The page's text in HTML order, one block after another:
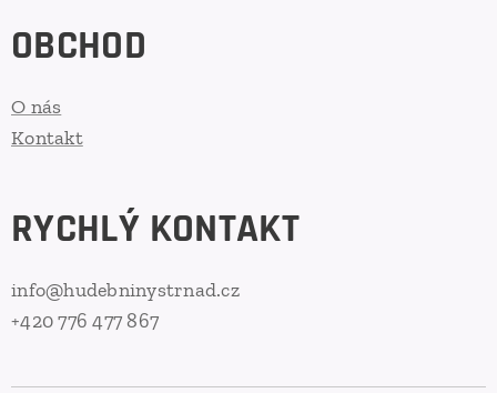
OBCHOD
O nás
Kontakt
RYCHLÝ KONTAKT
info@hudebninystrnad.cz
+420 776 477 867